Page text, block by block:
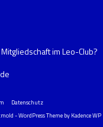
im Leo-Club?
Datenschutz
- WordPress Theme by Kadence WP